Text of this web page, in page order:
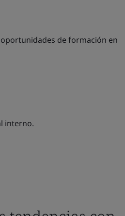
de formación en
interno.